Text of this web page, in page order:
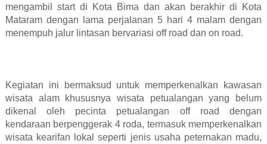
mengambil start di Kota Bima dan akan berakhir di Kota
Mataram dengan lama perjalanan 5 hari 4 malam dengan
menempuh jalur lintasan bervariasi off road dan on road.
Kegiatan ini bermaksud untuk memperkenalkan kawasan
wisata alam khususnya wisata petualangan yang belum
dikenal oleh pecinta petualangan off road dengan
kendaraan berpenggerak 4 roda, termasuk memperkenalkan
wisata kearifan lokal seperti jenis usaha peternakan madu,